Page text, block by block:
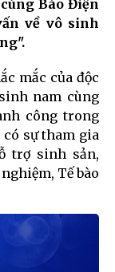
Báo Điện
về vô sinh
mắc của độc
nam cùng
công trong
sự tham gia
trợ sinh sản,
Tế bào